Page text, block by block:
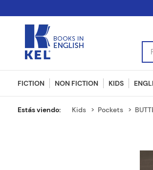
FICTION NON FICTION KIDS
Kids Pockets